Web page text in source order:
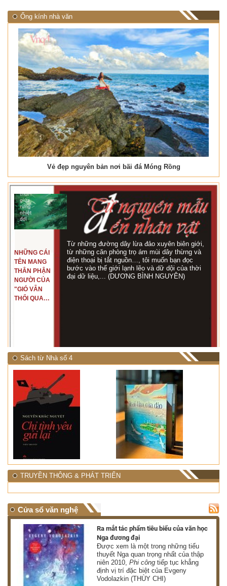
Ống kính nhà văn
Vẻ đẹp nguyên bản nơi bãi đá Móng Rồng
NHỮNG CÁI
TÊN MANG
THÂN PHẬN
NGƯỜI CỦA
"GIÓ VẪN
THỔI QUA
Từ những đường dây lừa đảo xuyên biên giới,
từ những căn phòng trọ ám mùi dây thừng và
điện thoại bị tắt nguồn…, tôi muốn bạn đọc
bước vào thế giới lạnh lẽo và dữ dội của thời
đại dữ liệu,... (DƯƠNG BÌNH NGUYÊN)
Sách từ Nhà số 4
TRUYỀN THÔNG & PHÁT TRIỂN
Cửa sổ văn nghệ
Ra mắt tác phẩm tiêu biểu của văn học
Nga đương đại
Được xem là một trong những tiểu
thuyết Nga quan trọng nhất của thập
niên 2010,Phi công tiếp tục khẳng
định vị trí đặc biệt của Evgeny
Vodolazkin (THÙY CHI)